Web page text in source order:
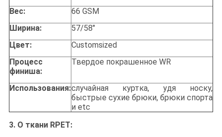
Вес:
66 GSM
Ширина:
57/58"
Цвет:
Customsized
Процесс
финиша:
Твердое покрашенное WR
Использования:случайная куртка, удя носку,
быстрые сухие брюки, брюки спорта
и etc
3. О ткани RPET: